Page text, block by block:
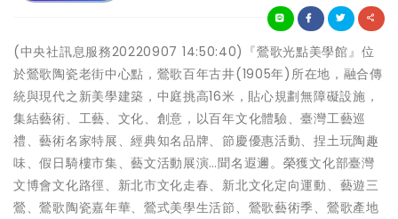
(中央社訊息服務20220907 14:50:40)『鶯歌光點美學館』位
於鶯歌陶瓷老街中心點，鶯歌百年古井(1905年)所在地，融合傳
統與現代之新美學建築，中庭挑高16米，貼心規劃無障礙設施，
集結藝術、工藝、文化、創意，以百年文化體驗、臺灣工藝巡
禮、藝術名家特展、經典知名品牌、節慶優惠活動、捏土玩陶趣
味、假日騎樓市集、藝文活動展演…聞名遐邇。榮獲文化部臺灣
文博會文化路徑、新北市文化走春、新北文化定向運動、藝遊三
鶯、鶯歌陶瓷嘉年華、鶯式美學生活節、鶯歌藝術季、鶯歌產地